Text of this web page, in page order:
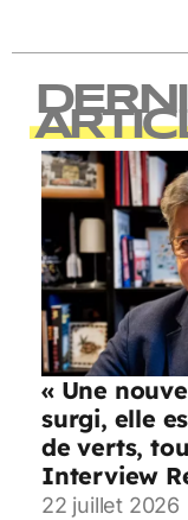
« Une
surgi, elle
de verts,
Interview
22 juillet 2026